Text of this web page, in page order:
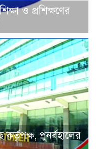
ও প্রশিক্ষণের
পুনর্বহালের